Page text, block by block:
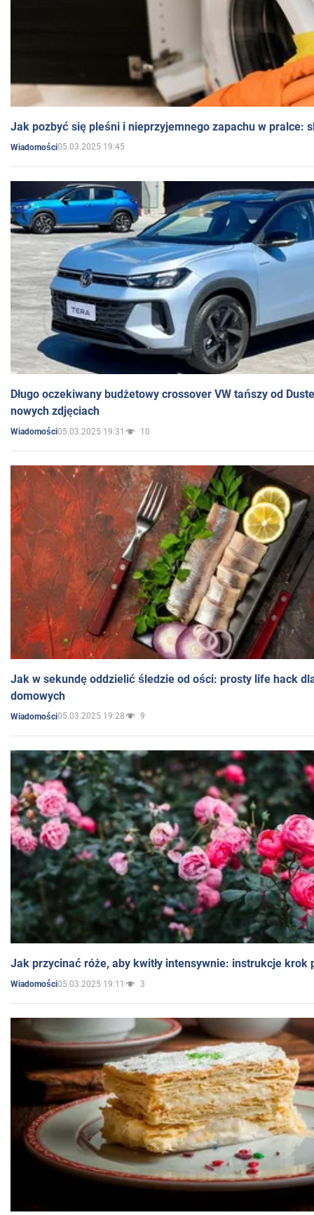
Jak pozbyć się pleśni i nieprzyjemnego zapachu w pralce:
Wiadomości05.03.2025 19:45
Długo oczekiwany budżetowy crossover VW tańszy od
nowych zdjęciach
Wiadomości05.03.2025 19:31 10
Jak w sekundę oddzielić śledzie od ości: prosty life hack
domowych
Wiadomości05.03.2025 19:28 9
Jak przycinać róże, aby kwitły intensywnie: instrukcje krok
Wiadomości05.03.2025 19:11 3